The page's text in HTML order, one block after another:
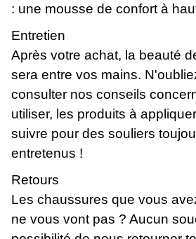
: une mousse de confort à
Entretien
Après votre achat, la beauté
sera entre vos mains.
consulter nos conseils
utiliser, les produits à
suivre pour des souliers
entretenus !
Retours
Les chaussures que vous
ne vous vont pas ? Aucun